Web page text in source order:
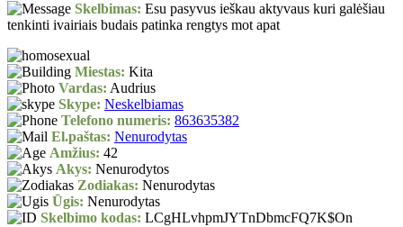
Skelbimas: Esu pasyvus ieškau aktyvaus kuri galėšiau
tenkinti ivairiais budais patinka rengtys mot apat
Miestas: Kita
Vardas: Audrius
Skype: Neskelbiamas
Telefono numeris: 863635382
El.paštas: Nenurodytas
Amžius: 42
Akys: Nenurodytos
Zodiakas: Nenurodytas
Ūgis: Nenurodytas
Skelbimo kodas: LCgHLvhpmJYTnDbmcFQ7K$On